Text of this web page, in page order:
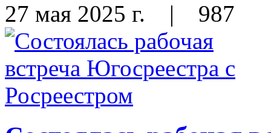
27 мая 2025 г. | 987